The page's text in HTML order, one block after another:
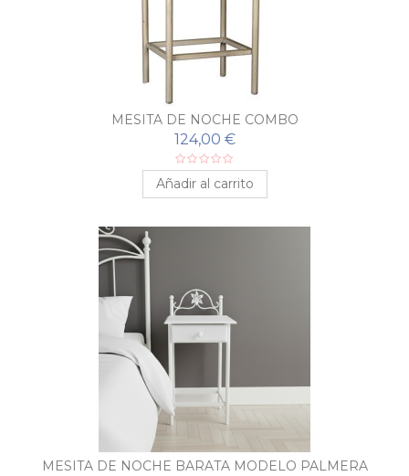
MESITA DE NOCHE COMBO
124,00 €
Añadir al carrito
MESITA DE NOCHE BARATA MODELO PALMERA